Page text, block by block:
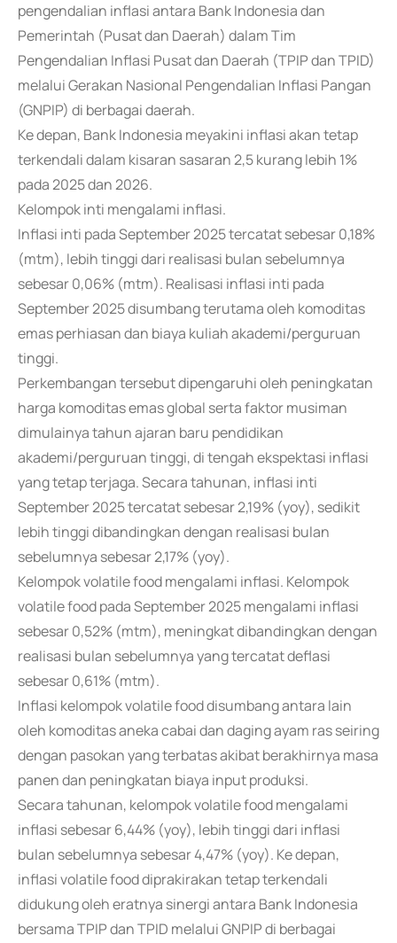
pengendalian inflasi antara Bank Indonesia dan
Pemerintah (Pusat dan Daerah) dalam Tim
Pengendalian Inflasi Pusat dan Daerah (TPIP dan TPID)
melalui Gerakan Nasional Pengendalian Inflasi Pangan
(GNPIP) di berbagai daerah.
Ke depan, Bank Indonesia meyakini inflasi akan tetap
terkendali dalam kisaran sasaran 2,5 kurang lebih 1%
pada 2025 dan 2026.
Kelompok inti mengalami inflasi.
Inflasi inti pada September 2025 tercatat sebesar 0,18%
(mtm), lebih tinggi dari realisasi bulan sebelumnya
sebesar 0,06% (mtm). Realisasi inflasi inti pada
September 2025 disumbang terutama oleh komoditas
emas perhiasan dan biaya kuliah akademi/perguruan
tinggi.
Perkembangan tersebut dipengaruhi oleh peningkatan
harga komoditas emas global serta faktor musiman
dimulainya tahun ajaran baru pendidikan
akademi/perguruan tinggi, di tengah ekspektasi inflasi
yang tetap terjaga. Secara tahunan, inflasi inti
September 2025 tercatat sebesar 2,19% (yoy), sedikit
lebih tinggi dibandingkan dengan realisasi bulan
sebelumnya sebesar 2,17% (yoy).
Kelompok volatile food mengalami inflasi. Kelompok
volatile food pada September 2025 mengalami inflasi
sebesar 0,52% (mtm), meningkat dibandingkan dengan
realisasi bulan sebelumnya yang tercatat deflasi
sebesar 0,61% (mtm).
Inflasi kelompok volatile food disumbang antara lain
oleh komoditas aneka cabai dan daging ayam ras seiring
dengan pasokan yang terbatas akibat berakhirnya masa
panen dan peningkatan biaya input produksi.
Secara tahunan, kelompok volatile food mengalami
inflasi sebesar 6,44% (yoy), lebih tinggi dari inflasi
bulan sebelumnya sebesar 4,47% (yoy). Ke depan,
inflasi volatile food diprakirakan tetap terkendali
didukung oleh eratnya sinergi antara Bank Indonesia
bersama TPIP dan TPID melalui GNPIP di berbagai